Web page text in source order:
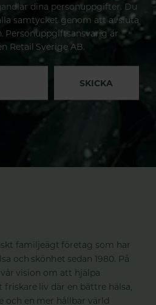
dina personuppgifter. Du
samtycket genom att avsluta
Personuppgiftsansvarig är
Retail Sverige AB.
SKICKA
familjeägt företag som har
och skönhet sedan 1980. På
vision om att hjälpa
liv där en bättre hälsa,
och en mer hållbar värld